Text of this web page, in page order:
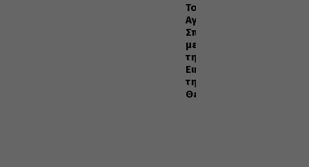
Το
Αγιορείτικο
Σπήλαιο
με
την
Εικόνα
της
Θεοτόκου